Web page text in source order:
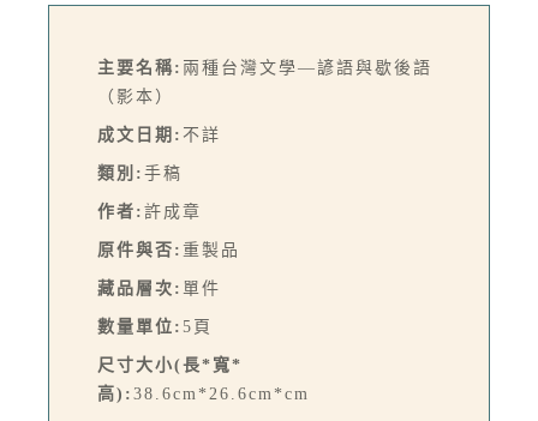
主要名稱: 兩種台灣文學—諺語與歇後語
（影本）
成文日期: 不詳
類別: 手稿
作者: 許成章
原件與否: 重製品
藏品層次: 單件
數量單位: 5頁
尺寸大小(長*寬*
高): 38.6cm*26.6cm*cm